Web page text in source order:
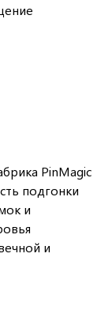
PinMagic
подгонки
и
и